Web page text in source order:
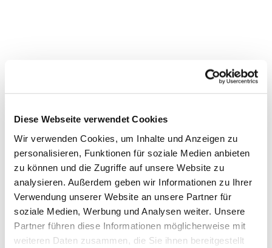
Diese Webseite verwendet Cookies
Wir verwenden Cookies, um Inhalte und Anzeigen zu
personalisieren, Funktionen für soziale Medien anbieten
zu können und die Zugriffe auf unsere Website zu
analysieren. Außerdem geben wir Informationen zu Ihrer
Verwendung unserer Website an unsere Partner für
soziale Medien, Werbung und Analysen weiter. Unsere
Partner führen diese Informationen möglicherweise mit
weiteren Daten zusammen, die Sie ihnen bereitgestellt
Dies könnte Sie auch interessieren